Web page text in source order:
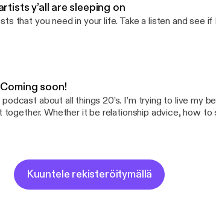
y’all are sleeping on
that you need in your life. Take a listen and see if
soon!
about all things 20’s. I’m trying to live my
together. Whether it be relationship advice, how
Kuuntele rekisteröitymällä